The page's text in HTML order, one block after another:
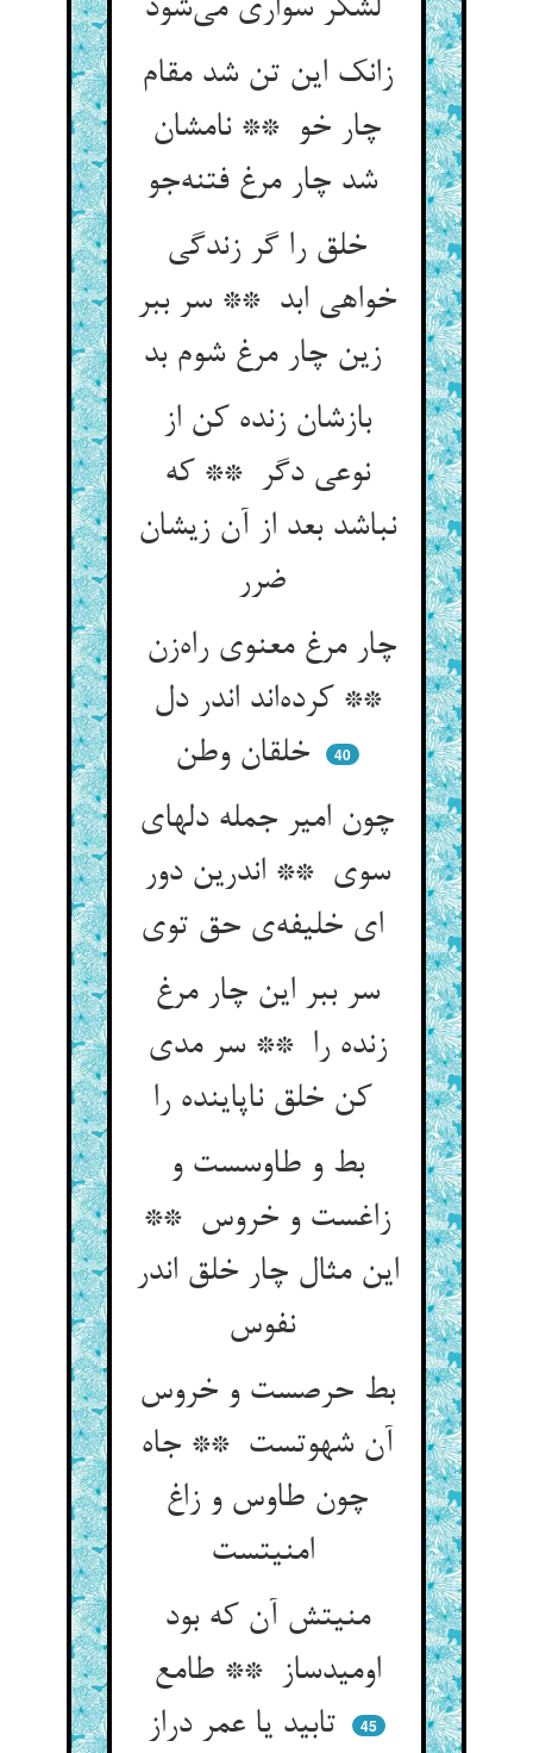
لشکر سواری می‌شود
زانک این تن شد مقام
چار خو ** نامشان
شد چار مرغ فتنه‌جو
خلق را گر زندگی
خواهی ابد ** سر ببر
بازشان زنده کن از
نوعی دگر ** که
نباشد بعد از آن زیشان
چار مرغ معنوی راه‌زن
** کرده‌اند اندر دل
خلقان وطن
40
چون امیر جمله دلهای
سوی ** اندرین دور
سر ببر این چار مرغ
زنده را ** سر مدی
بط و طاوسست و
زاغست و خروس **
این مثال چار خلق اندر
نفوس
بط حرصست و خروس
آن شهوتست ** جاه
چون طاوس و زاغ
امنیتست
منیتش آن که بود
اومیدساز ** طامع
45